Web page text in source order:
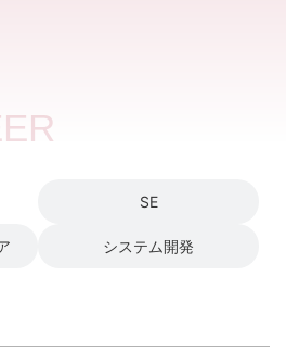
SE
システム開発